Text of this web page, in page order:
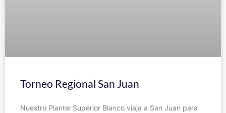
Torneo Regional San Juan
Nuestro Plantel Superior Blanco viaja a San Juan para